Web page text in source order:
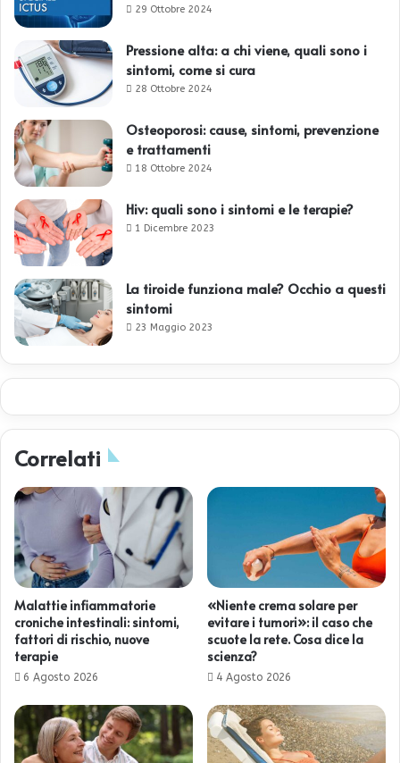
29 Ottobre 2024
Pressione alta: a chi viene, quali sono i
sintomi, come si cura
28 Ottobre 2024
Osteoporosi: cause, sintomi, prevenzione
e trattamenti
18 Ottobre 2024
Hiv: quali sono i sintomi e le terapie?
1 Dicembre 2023
La tiroide funziona male? Occhio a questi
sintomi
23 Maggio 2023
Correlati
Malattie infiammatorie
croniche intestinali: sintomi,
fattori di rischio, nuove
terapie
6 Agosto 2026
«Niente crema solare per
evitare i tumori»: il caso che
scuote la rete. Cosa dice la
scienza?
4 Agosto 2026